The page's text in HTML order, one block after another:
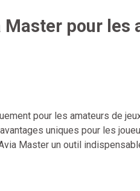
Master pour les
pour les amateurs de
uniques pour les
Master un outil